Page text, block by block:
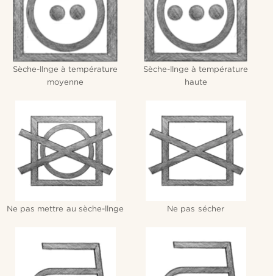
Sèche-llnge à température
moyenne
Sèche-llnge à température
haute
Ne pas mettre au sèche-llnge Ne pas sécher